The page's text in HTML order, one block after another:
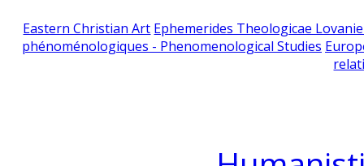
Eastern Christian Art Ephemerides Theologicae
phénoménologiques - Phenomenological Studies